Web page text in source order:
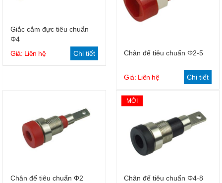
Giắc cắm đực tiêu chuẩn
Φ4
Giá: Liên hệ
Chi tiết Chân đế tiêu chuẩn Φ2-5
Giá: Liên hệ Chi tiết
Chân đế tiêu chuẩn Φ2
MỚI
Chân đế tiêu chuẩn Φ4-8